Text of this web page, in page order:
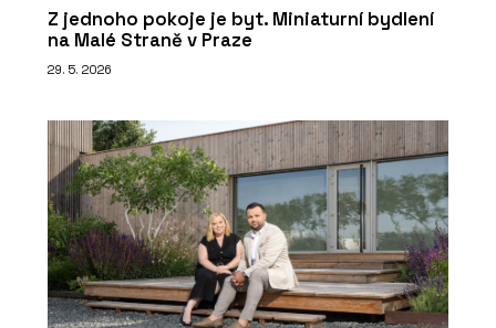
Z jednoho pokoje je byt. Miniaturní bydlení
na Malé Straně v Praze
29. 5. 2026